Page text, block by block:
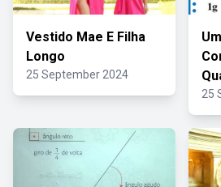
Vestido Mae E Filha
Longo
25 September 2024
25